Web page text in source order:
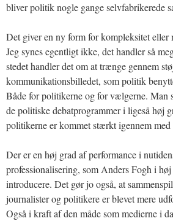
bliver politik nogle gange selvfabrikerede
Det giver en ny form for kompleksitet eller
Jeg synes egentligt ikke, det handler så
stedet handler det om at trænge gennem
kommunikationsbilledet, som politik
Både for politikerne og for vælgerne. Man
de politiske debatprogrammer i ligeså høj
politikerne er kommet stærkt igennem med
Der er en høj grad af performance i
professionalisering, som Anders Fogh i
introducere. Det gør jo også, at
journalister og politikere er blevet mere
Også i kraft af den måde som medierne i